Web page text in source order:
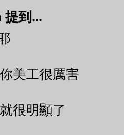
提到...
美工很厲害
很明顯了